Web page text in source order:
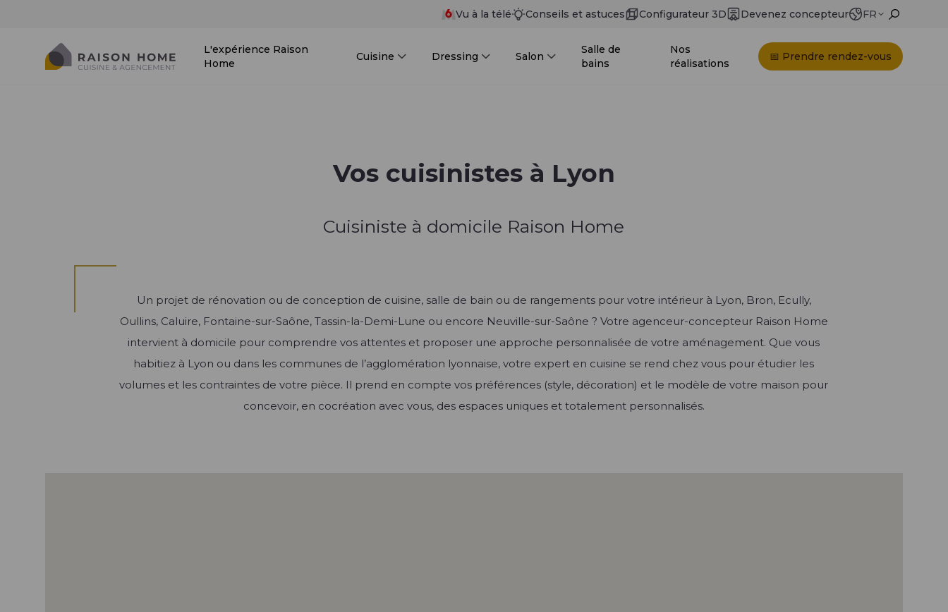
Vu à la télé Conseils et astuces Configurateur 3D Devenez concepteur FR
L'expérience Raison
Home
Cuisine Dressing Salon
Salle de
bains
Nos
réalisations
📅 Prendre rendez-vous
Vos cuisinistes à Lyon
Cuisiniste à domicile Raison Home
Un projet de rénovation ou de conception de cuisine, salle de bain ou de rangements pour votre intérieur à Lyon, Bron, Ecully,
Oullins, Caluire, Fontaine-sur-Saône, Tassin-la-Demi-Lune ou encore Neuville-sur-Saône ? Votre agenceur-concepteur Raison Home
intervient à domicile pour comprendre vos attentes et proposer une approche personnalisée de votre aménagement. Que vous
habitiez à Lyon ou dans les communes de l’agglomération lyonnaise, votre expert en cuisine se rend chez vous pour étudier les
volumes et les contraintes de votre pièce. Il prend en compte vos préférences (style, décoration) et le modèle de votre maison pour
concevoir, en cocréation avec vous, des espaces uniques et totalement personnalisés.